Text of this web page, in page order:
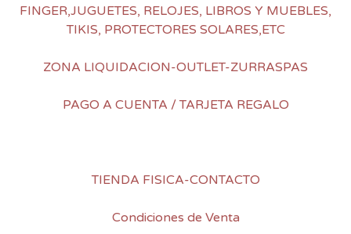
FINGER,JUGUETES, RELOJES, LIBROS Y MUEBLES,
TIKIS, PROTECTORES SOLARES,ETC
ZONA LIQUIDACION-OUTLET-ZURRASPAS
PAGO A CUENTA / TARJETA REGALO
TIENDA FISICA-CONTACTO
Condiciones de Venta